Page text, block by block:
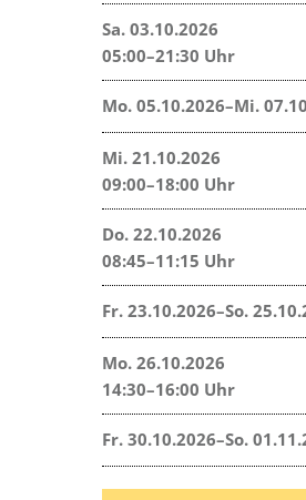
Sa. 03.10.2026
05:00–21:30 Uhr
Mo. 05.10.2026–Mi.
Mi. 21.10.2026
09:00–18:00 Uhr
Do. 22.10.2026
08:45–11:15 Uhr
Fr. 23.10.2026–So.
Mo. 26.10.2026
14:30–16:00 Uhr
Fr. 30.10.2026–So.